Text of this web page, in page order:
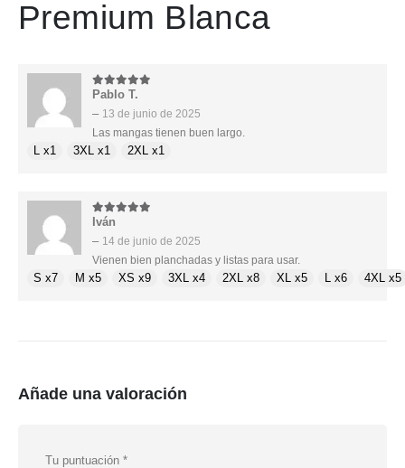
Premium Blanca
5de 5
Pablo T.
– 13 de junio de 2025
Las mangas tienen buen largo.
L x1 3XL x1 2XL x1
5de 5
Iván
– 14 de junio de 2025
Vienen bien planchadas y listas para usar.
S x7 M x5 XS x9 3XL x4 2XL x8 XL x5 L x6 4XL x5
Añade una valoración
Tu puntuación *